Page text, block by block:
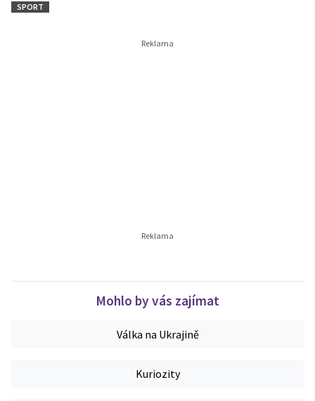
SPORT
Mohlo by vás zajímat
Válka na Ukrajině
Kuriozity